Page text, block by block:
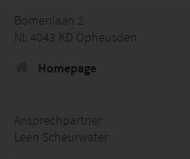
Bomenlaan 2
NL 4043 KD Opheusden
Homepage
Ansprechpartner
Leen Scheurwater